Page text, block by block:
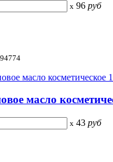
x 96 руб
масло
x 43 руб